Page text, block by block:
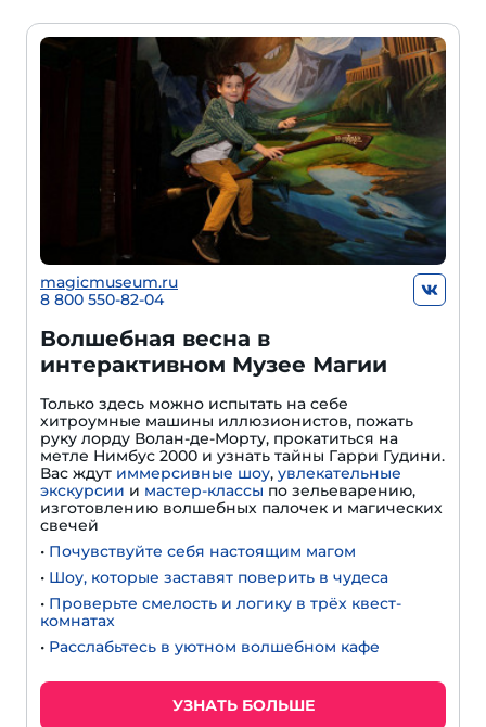
magicmuseum.ru
8 800 550-82-04
Волшебная весна в
интерактивном Музее Магии
Только здесь можно испытать на себе
хитроумные машины иллюзионистов, пожать
руку лорду Волан-де-Морту, прокатиться на
метле Нимбус 2000 и узнать тайны Гарри Гудини.
Вас ждут иммерсивные шоу, увлекательные
экскурсии и мастер-классы по зельеварению,
изготовлению волшебных палочек и магических
свечей
• Почувствуйте себя настоящим магом
• Шоу, которые заставят поверить в чудеса
• Проверьте смелость и логику в трёх квест-
комнатах
• Расслабьтесь в уютном волшебном кафе
УЗНАТЬ БОЛЬШЕ